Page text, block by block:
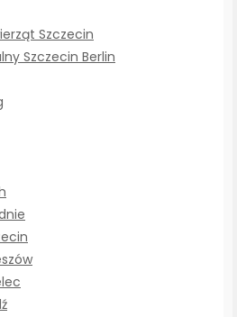
Szczecin
Szczecin Berlin